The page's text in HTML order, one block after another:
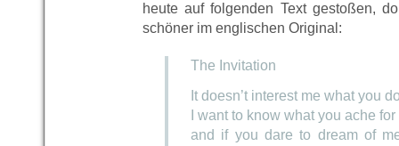
heute auf folgenden Text gestoßen,
schöner im englischen Original:
The Invitation
It doesn’t interest me what you
I want to know what you ache for
and if you dare to dream of